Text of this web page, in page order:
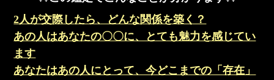
2人が交際したら、どんな関係を築く？
あの人はあなたの〇〇に、とても魅力を感じてい
ます
あなたはあの人にとって、今どこまでの「存在」